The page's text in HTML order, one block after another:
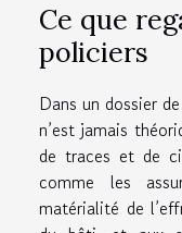
Ce que
policiers
Dans un dossier
n’est jamais
de traces et de
comme les
matérialité de